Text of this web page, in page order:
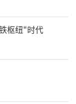
枢纽"时代